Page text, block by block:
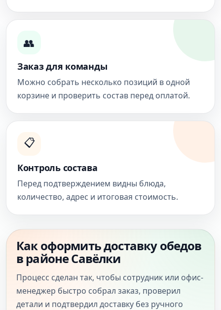
👥
Заказ для команды
Можно собрать несколько позиций в одной
корзине и проверить состав перед оплатой.
📋
Контроль состава
Перед подтверждением видны блюда,
количество, адрес и итоговая стоимость.
Как оформить доставку обедов
в районе Савёлки
Процесс сделан так, чтобы сотрудник или офис-
менеджер быстро собрал заказ, проверил
детали и подтвердил доставку без ручного